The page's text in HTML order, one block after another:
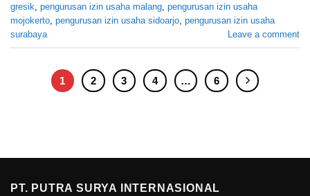
gresik pengurusan izin usaha malang pengurusan izin usaha
mojokerto pengurusan izin usaha sidoarjo pengurusan izin usaha
surabaya
Leave a comment
1 2 3 4 … 6
PT. PUTRA SURYA INTERNASIONAL